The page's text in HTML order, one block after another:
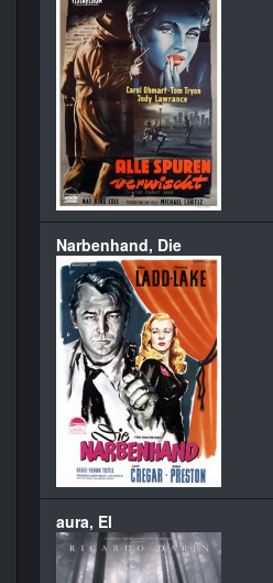
Narbenhand, Die
aura, El